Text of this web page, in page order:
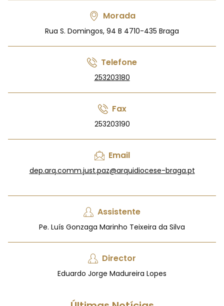
Morada
Rua S. Domingos, 94 B 4710-435 Braga
Telefone
253203180
Fax
253203190
Email
dep.arq.comm.just.paz@arquidiocese-braga.pt
Assistente
Pe. Luís Gonzaga Marinho Teixeira da Silva
Director
Eduardo Jorge Madureira Lopes